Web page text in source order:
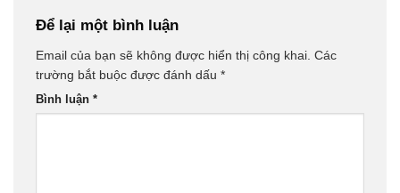
Để lại một bình luận
Email của bạn sẽ không được hiển thị công khai. Các
trường bắt buộc được đánh dấu *
Bình luận *